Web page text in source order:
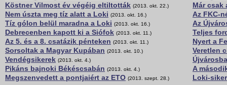
Köstner Vilmost év végéig eltiltották (2013. okt. 22.)
Nem úszta meg tíz alatt a Loki (2013. okt. 16.)
Tíz gólon belül maradna a Loki (2013. okt. 16.)
Debrecenben kapott ki a Siófok (2013. okt. 11.)
Az 5. és a 8. csatázik pénteken (2013. okt. 11.)
Sorsoltak a Magyar Kupában (2013. okt. 10.)
Vendégsikerek (2013. okt. 4.)
Pikáns bajnoki Békéscsabán (2013. okt. 4.)
Megszenvedett a pontjaiért az ETO (2013. szept. 28.)
Már csak
Az FKC-
Az
Teljes
Nyert a
Veretlen
A
Loki-